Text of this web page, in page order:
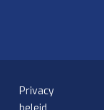
Privacy